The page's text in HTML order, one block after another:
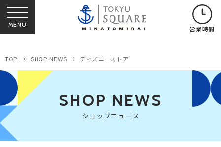
MENU 営業時間
TOP SHOP NEWS ディズニーストア
SHOP NEWS
ショップニュース